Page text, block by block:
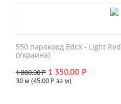
550 паракорд EdcX - Light Red
(Украина)
1 800.00Р 1 350.00 Р
30 м (45.00 Р за м)